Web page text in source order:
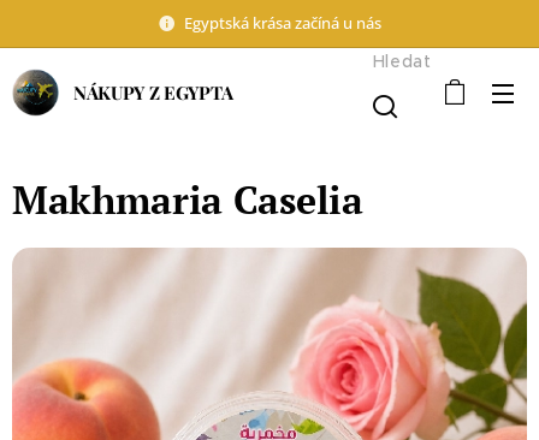
Egyptská krása začíná u nás
NÁKUPY Z EGYPTA
Hledat
Makhmaria Caselia